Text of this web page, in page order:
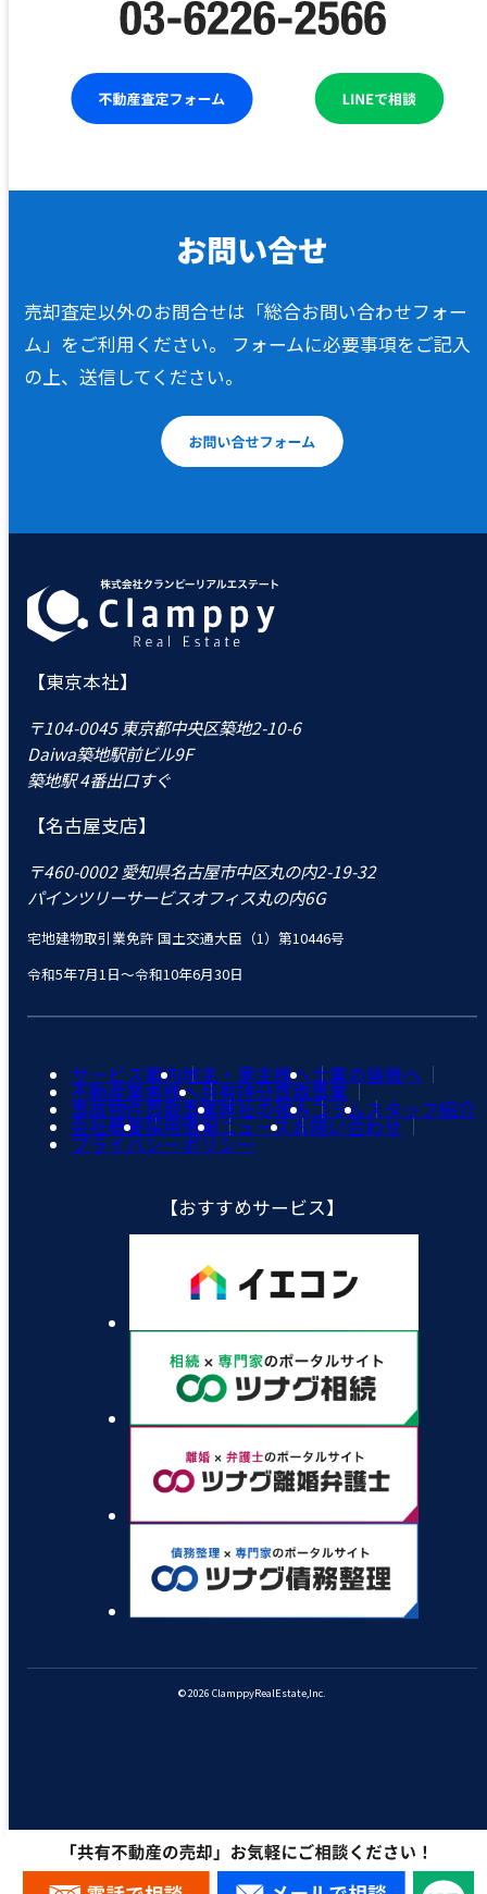
売却査定以外のお問合せは「総合お問い合わせフォー
ム」をご利用ください。
フォームに必要事項をご記入
の上、送信してください。
【東京本社】
〒104-0045 東京都中央区築地2-10-6
Daiwa築地駅前ビル9F
築地駅 4番出口すぐ
【名古屋支店】
〒460-0002 愛知県名古屋市中区丸の内2-19-32
パインツリーサービスオフィス丸の内6G
宅地建物取引業免許 国土交通大臣（1）第10446号
令和5年7月1日～令和10年6月30日
サービス案内地主・家主様へ士業の皆様へ
不動産業者様へ共有持分買取事業
事故物件買取事業弊社の強みコラムスタッフ紹介
会社概要採用情報ニュースお問い合わせ
プライバシーポリシー
【おすすめサービス】
© 2026 ClamppyRealEstate,Inc.